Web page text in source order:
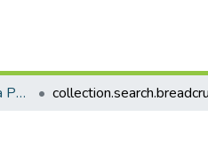
Valdos. Vičiūnai (Karazija Povilas. F264)